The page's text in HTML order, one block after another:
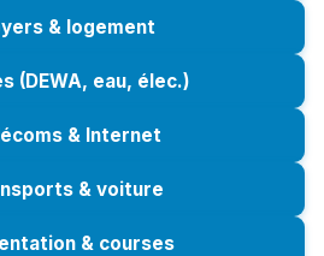
& logement
(DEWA, eau, élec.)
& Internet
& voiture
& courses